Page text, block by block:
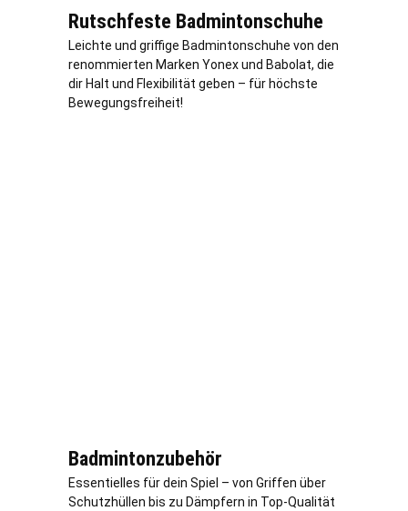
Rutschfeste Badmintonschuhe
Leichte und griffige Badmintonschuhe von den
renommierten Marken Yonex und Babolat, die
dir Halt und Flexibilität geben – für höchste
Bewegungsfreiheit!
Badmintonzubehör
Essentielles für dein Spiel – von Griffen über
Schutzhüllen bis zu Dämpfern in Top-Qualität